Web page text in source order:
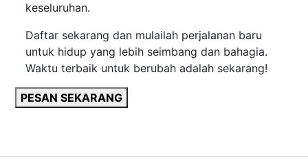
keseluruhan.
Daftar sekarang dan mulailah perjalanan baru
untuk hidup yang lebih seimbang dan bahagia.
Waktu terbaik untuk berubah adalah sekarang!
PESAN SEKARANG